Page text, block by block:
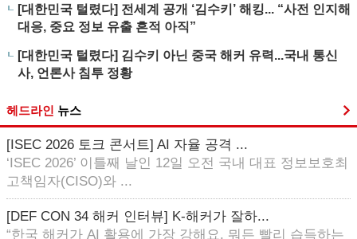
[대한민국 털렸다] 전세계 공개 ‘김수키’ 해킹... “사전 인지해
대응, 중요 정보 유출 흔적 아직”
[대한민국 털렸다] 김수키 아닌 중국 해커 유력...국내 통신
사, 언론사 침투 정황
헤드라인 뉴스
[ISEC 2026 토크 콘서트] AI 자율 공격 ...
‘ISEC 2026’ 이틀째 날인 12일 오전 국내 대표 정보보호최
고책임자(CISO)와 ...
[DEF CON 34 해커 인터뷰] K-해커가 잘하...
“한국 해커가 AI 활용에 가장 강해요. 뭐든 빨리 습득하는